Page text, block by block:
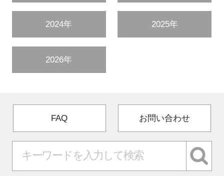
2024年 2025年
2026年
FAQ お問い合わせ